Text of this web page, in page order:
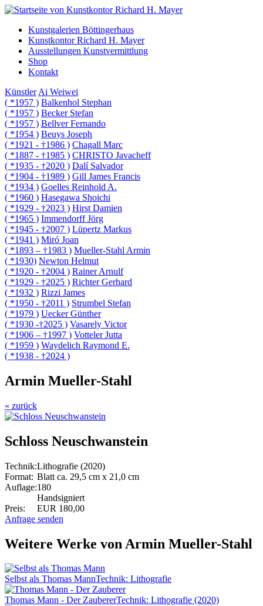
Kunstgalerien Böttingerhaus
Kunstkontor Richard H. Mayer
Ausstellungen Kunstvermittlung
Shop
Kontakt
Künstler Ai Weiwei
( *1957 ) Balkenhol Stephan
( *1957 ) Becker Stefan
( *1957 ) Bellver Fernando
( *1954 ) Beuys Joseph
( *1921 - †1986 ) Chagall Marc
( *1887 - †1985 ) CHRISTO Javacheff
( *1935 - †2020 ) Dalí Salvador
( *1904 - †1989 ) Gill James Francis
( *1934 ) Goelles Reinhold A.
( *1960 ) Hasegawa Shoichi
( *1929 - †2023 ) Hirst Damien
( *1965 ) Immendorff Jörg
( *1945 - †2007 ) Lüpertz Markus
( *1941 ) Miró Joan
( *1893 – †1983 ) Mueller-Stahl Armin
( *1930) Newton Helmut
( *1920 - †2004 ) Rainer Arnulf
( *1929 - †2025 ) Richter Gerhard
( *1932 ) Rizzi James
( *1950 - †2011 ) Strumbel Stefan
( *1979 ) Uecker Günther
( *1930 -†2025 ) Vasarely Victor
( *1906 – †1997 ) Votteler Jutta
( *1959 ) Waydelich Raymond E.
( *1938 - †2024 )
Armin Mueller-Stahl
« zurück
Schloss Neuschwanstein
Technik:Lithografie (2020)
Format: Blatt ca. 29,5 cm x 21,0 cm
Auflage:180
Handsigniert
Preis:
EUR 180,00
Anfrage senden
Weitere Werke von Armin Mueller-Stahl
Selbst als Thomas MannTechnik: Lithografie
Thomas Mann - Der ZaubererTechnik: Lithografie (2020)